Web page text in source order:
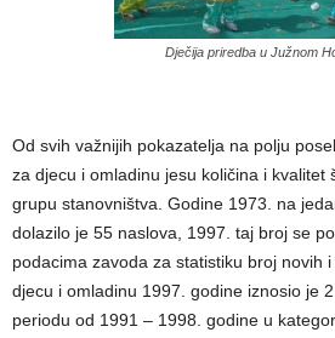
Dječija priredba u Južnom
Od svih važnijih pokazatelja na polju
za djecu i omladinu jesu količina i kvalitet
grupu stanovništva. Godine 1973. na
dolazilo je 55 naslova, 1997. taj broj se
podacima zavoda za statistiku broj novih
djecu i omladinu 1997. godine iznosio je
periodu od 1991 – 1998. godine u